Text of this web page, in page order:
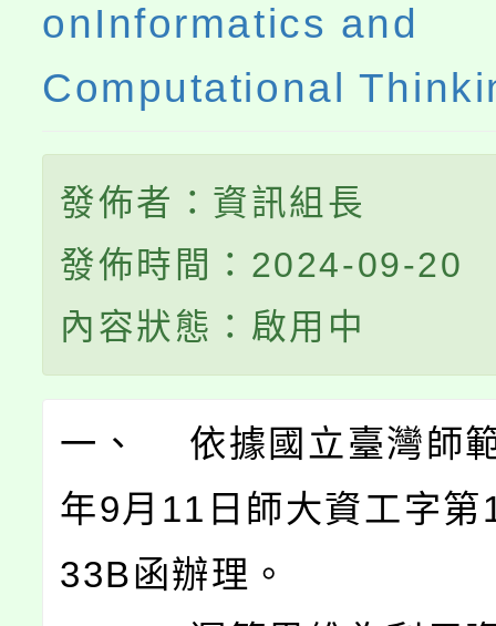
onInformatics and
Computational
發佈者：資訊組長
發佈時間：2024-09-20
內容狀態：啟用中
一、 依據國立臺灣師
年9月11日師大資工字
33B函辦理。